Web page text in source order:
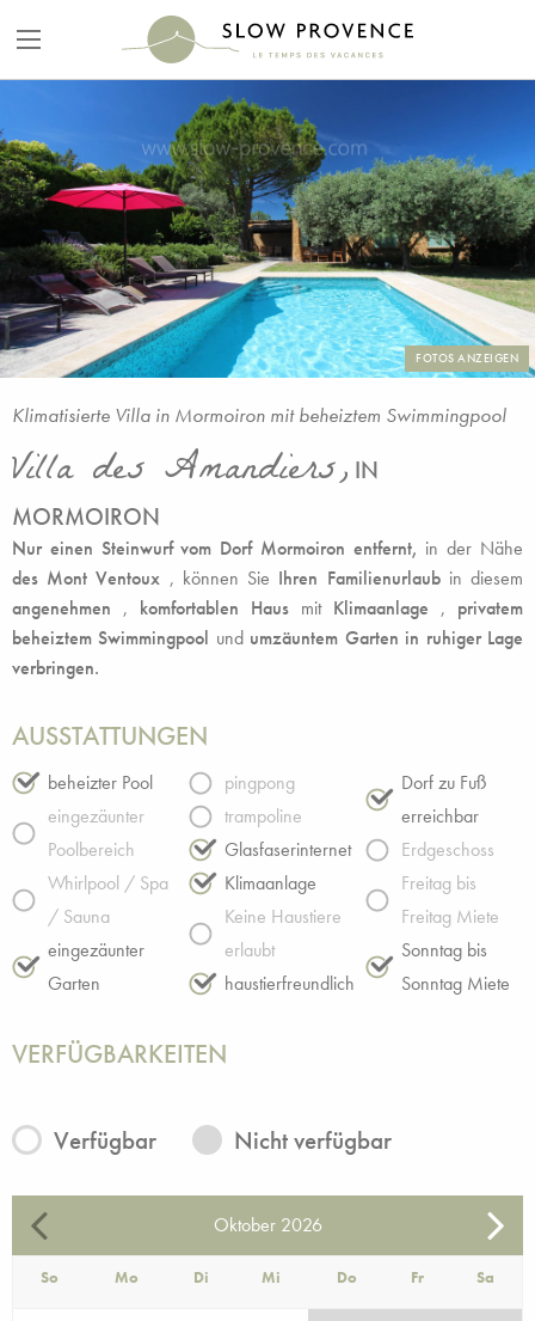
FOTOS ANZEIGEN
Klimatisierte Villa in Mormoiron mit beheiztem Swimmingpool
Villa des Amandiers, IN
MORMOIRON
Nur einen Steinwurf vom Dorf Mormoiron entfernt, in der Nähe
des Mont Ventoux , können Sie Ihren Familienurlaubin diesem
angenehmen , komfortablen Haus mit Klimaanlage , privatem
beheiztem Swimmingpool und umzäuntem Garten in ruhiger Lage
verbringen.
AUSSTATTUNGEN
beheizter Pool
eingezäunter
Poolbereich
Whirlpool / Spa
/ Sauna
eingezäunter
Garten
pingpong
trampoline
Glasfaserinternet
Klimaanlage
Keine Haustiere
erlaubt
haustierfreundlich
Dorf zu Fuß
erreichbar
Erdgeschoss
Freitag bis
Freitag Miete
Sonntag bis
Sonntag Miete
VERFÜGBARKEITEN
Verfügbar Nicht verfügbar
Oktober 2026
So Mo Di Mi Do Fr Sa